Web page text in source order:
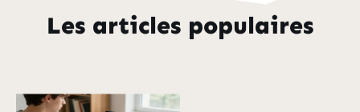
Les articles populaires